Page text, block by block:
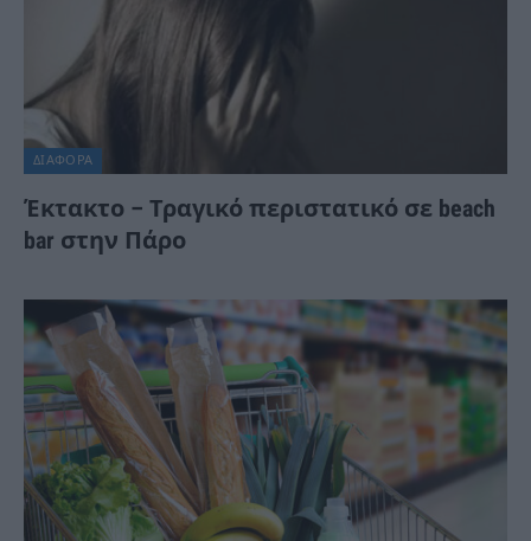
ΔΙΆΦΟΡΑ
Έκτακτο – Τραγικό περιστατικό σε beach
bar στην Πάρο